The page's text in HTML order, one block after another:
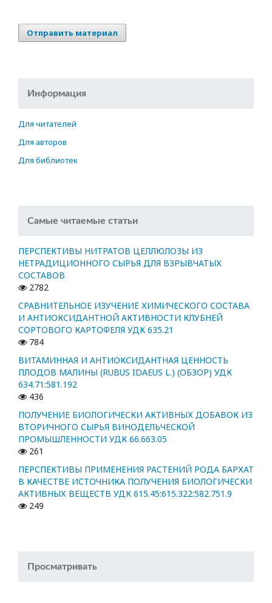
Отправить материал
Информация
Для читателей
Для авторов
Для библиотек
Самые читаемые статьи
ПЕРСПЕКТИВЫ НИТРАТОВ ЦЕЛЛЮЛОЗЫ ИЗ
НЕТРАДИЦИОННОГО СЫРЬЯ ДЛЯ ВЗРЫВЧАТЫХ
СОСТАВОВ
2782
СРАВНИТЕЛЬНОЕ ИЗУЧЕНИЕ ХИМИЧЕСКОГО СОСТАВА
И АНТИОКСИДАНТНОЙ АКТИВНОСТИ КЛУБНЕЙ
СОРТОВОГО КАРТОФЕЛЯ УДК 635.21
784
ВИТАМИННАЯ И АНТИОКСИДАНТНАЯ ЦЕННОСТЬ
ПЛОДОВ МАЛИНЫ (RUBUS IDAEUS L.) (ОБЗОР) УДК
634.71:581.192
436
ПОЛУЧЕНИЕ БИОЛОГИЧЕСКИ АКТИВНЫХ ДОБАВОК ИЗ
ВТОРИЧНОГО СЫРЬЯ ВИНОДЕЛЬЧЕСКОЙ
ПРОМЫШЛЕННОСТИ УДК 66.663.05
261
ПЕРСПЕКТИВЫ ПРИМЕНЕНИЯ РАСТЕНИЙ РОДА БАРХАТ
В КАЧЕСТВЕ ИСТОЧНИКА ПОЛУЧЕНИЯ БИОЛОГИЧЕСКИ
АКТИВНЫХ ВЕЩЕСТВ УДК 615.45:615.322:582.751.9
249
Просматривать